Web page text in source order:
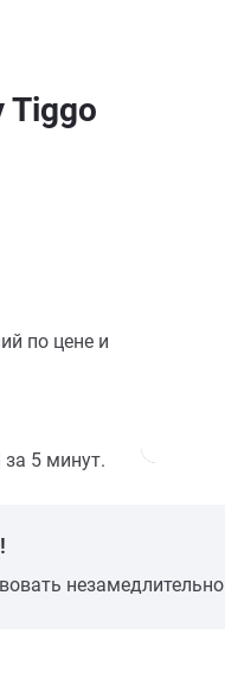
Tiggo
по цене и
5 минут.
незамедлительно